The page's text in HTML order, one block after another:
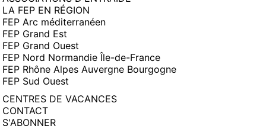
LA FEP EN RÉGION
FEP Arc méditerranéen
FEP Grand Est
FEP Grand Ouest
FEP Nord Normandie Île-de-France
FEP Rhône Alpes Auvergne Bourgogne
FEP Sud Ouest
CENTRES DE VACANCES
CONTACT
S'ABONNER